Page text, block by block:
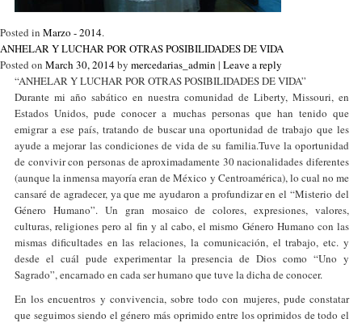
Posted in Marzo - 2014.
ANHELAR Y LUCHAR POR OTRAS POSIBILIDADES DE VIDA
Posted on March 30, 2014by mercedarias_admin | Leave a reply
“ANHELAR Y LUCHAR POR OTRAS POSIBILIDADES DE VIDA”
Durante mi año sabático en nuestra comunidad de Liberty, Missouri, en
Estados Unidos, pude conocer a muchas personas que han tenido que
emigrar a ese país, tratando de buscar una oportunidad de trabajo que les
ayude a mejorar las condiciones de vida de su familia.Tuve la oportunidad
de convivir con personas de aproximadamente 30 nacionalidades diferentes
(aunque la inmensa mayoría eran de México y Centroamérica), lo cual no me
cansaré de agradecer, ya que me ayudaron a profundizar en el “Misterio del
Género Humano”. Un gran mosaico de colores, expresiones, valores,
culturas, religiones pero al fin y al cabo, el mismo Género Humano con las
mismas dificultades en las relaciones, la comunicación, el trabajo, etc. y
desde el cuál pude experimentar la presencia de Dios como “Uno y
Sagrado”, encarnado en cada ser humano que tuve la dicha de conocer.
En los encuentros y convivencia, sobre todo con mujeres, pude constatar
que seguimos siendo el género más oprimido entre los oprimidos de todo el